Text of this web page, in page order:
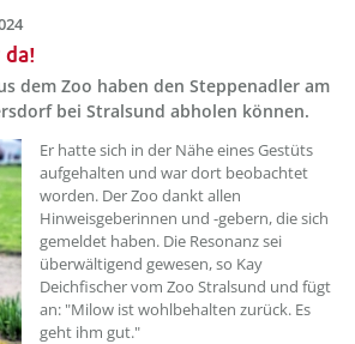
dem Zoo haben den Steppenadler am
bei Stralsund abholen können.
??? absaetzeOben[1]/titel ???
Er hatte sich in der Nähe eines Gestüts
aufgehalten und war dort beobachtet
worden. Der Zoo dankt allen
Hinweisgeberinnen und -gebern, die sich
gemeldet haben. Die Resonanz sei
überwältigend gewesen, so Kay
Deichfischer vom Zoo Stralsund und fügt
an: "Milow ist wohlbehalten zurück. Es
geht ihm gut."